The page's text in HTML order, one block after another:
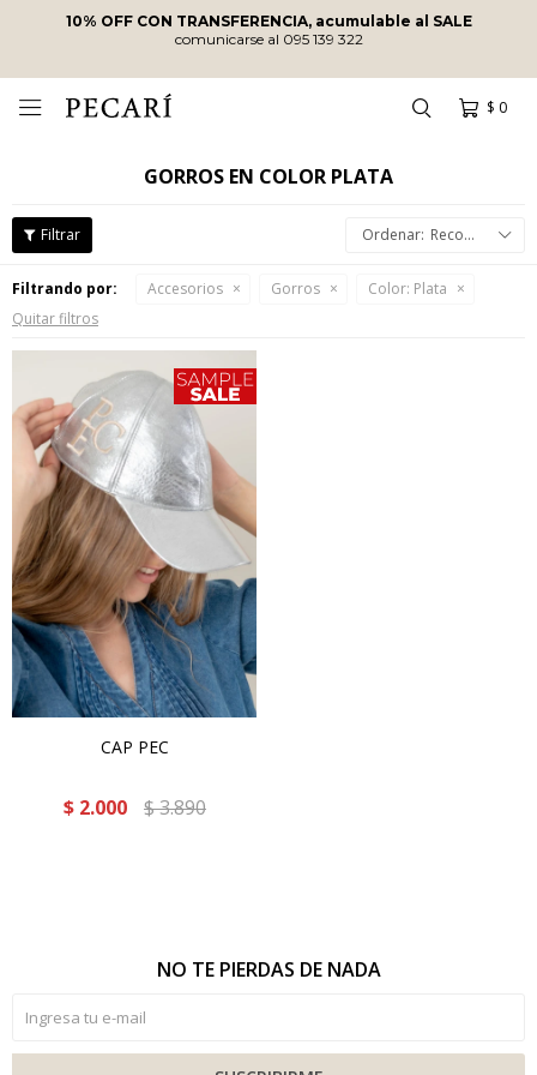
10% OFF CON TRANSFERENCIA, acumulable al SALE
comunicarse al 095 139 322
$ 0

GORROS EN COLOR PLATA
Recomendados
Filtrando por: Accesorios Gorros Color: Plata
Quitar filtros
CAP PEC
$ 2.000 $3.890
NO TE PIERDAS DE NADA